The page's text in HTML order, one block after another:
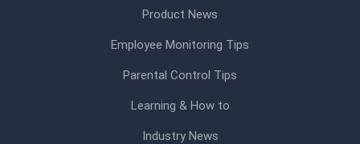
Product News
Employee Monitoring Tips
Parental Control Tips
Learning & How to
Industry News